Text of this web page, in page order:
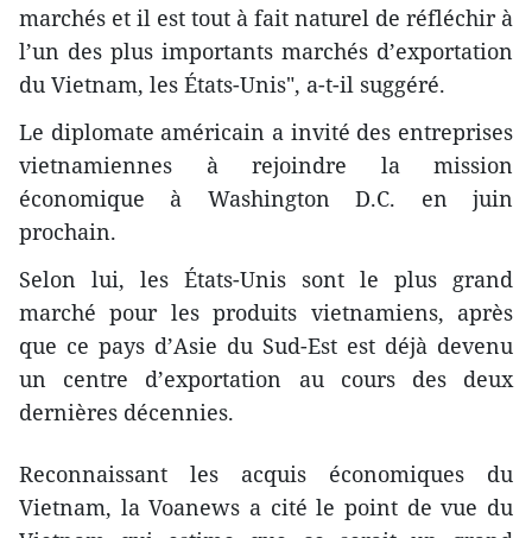
marchés et il est tout à fait naturel de réfléchir à
l’un des plus importants marchés d’exportation
du Vietnam, les États-Unis", a-t-il suggéré.
Le diplomate américain a invité des entreprises
vietnamiennes à rejoindre la mission
économique à Washington D.C. en juin
prochain.
Selon lui, les États-Unis sont le plus grand
marché pour les produits vietnamiens, après
que ce pays d’Asie du Sud-Est est déjà devenu
un centre d’exportation au cours des deux
dernières décennies.
Reconnaissant les acquis économiques du
Vietnam, la Voanews a cité le point de vue du